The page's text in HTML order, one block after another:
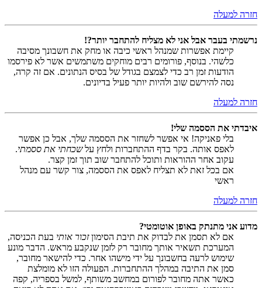
חזרה למעלה
נרשמתי בעבר אבל אני לא מצליח להתחבר יותר?!
קיימת אפשרות שמנהל ראשי כיבה או מחק את חשבונך מסיבה
כלשהי. בנוסף, פורומים רבים מוחקים משתמשים אשר לא פירסמו
הודעות זמן רב כדי לצמצם בגודל של בסיס הנתונים. אם זה קרה,
נסה להירשם שוב ולהיות יותר פעיל בדיונים.
חזרה למעלה
איבדתי את הססמה שלי!
בלי פאניקה! אי אפשר לשחזר את הססמה שלך, אבל כן אפשר
לאפס אותה. בקר בדף ההתחברות ולחץ עלשכחתי את ססמתי.
עקוב אחר ההוראות ותוכל להתחבר שוב תוך זמן קצר.
אם בכל זאת לא תצליח לאפס את הססמה, צור קשר עם מנהל
ראשי
חזרה למעלה
מדוע אני מתנתק באופן אוטומטי?
אם לא תסמן את לבדוק את תיבת הסימוןזכור אותי בעת הכניסה,
המערכת תשאיר אותך מחובר רק לזמן שנקבע מראש. הדבר מונע
שימוש לרעה בחשבונך על ידי מישהו אחר. כדי להישאר מחובר,
סמן את התיבה במהלך ההתחברות. הפעולה הזו לא מומלצת
כאשר אתה מחובר לפורום במחשב משותף, למשל בספריה, קפה